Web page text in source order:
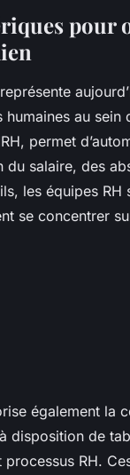
pour
au sein
permet
salaire, des
les équipes
se concentrer
également la
disposition de
RH.